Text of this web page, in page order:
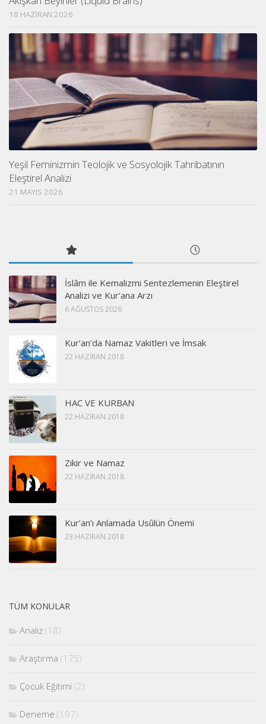
18 HAZIRAN 2026
Yeşil Feminizmin Teolojik ve Sosyolojik Tahribatının
Eleştirel Analizi
21 MAYIS 2026
İslâm ile Kemalizmi Sentezlemenin Eleştirel
Analizi ve Kur’ana Arzı
6 AĞUSTOS 2026
Kur’an’da Namaz Vakitleri ve İmsak
22 HAZIRAN 2018
HAC VE KURBAN
22 HAZIRAN 2018
Zikir ve Namaz
22 HAZIRAN 2018
Kur’an’ı Anlamada Usûlün Önemi
23 HAZIRAN 2018
TÜM KONULAR
Analiz (18)
Araştırma (175)
Çocuk Eğitimi (2)
Deneme (197)